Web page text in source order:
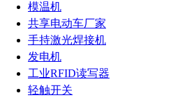
模温机
共享电动车厂家
手持激光焊接机
发电机
工业RFID读写器
轻触开关